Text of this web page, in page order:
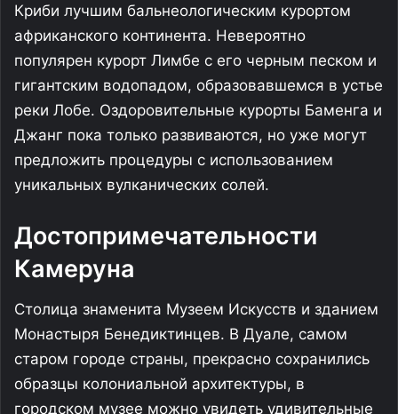
Криби лучшим бальнеологическим курортом
африканского континента. Невероятно
популярен курорт Лимбе с его черным песком и
гигантским водопадом, образовавшемся в устье
реки Лобе. Оздоровительные курорты Баменга и
Джанг пока только развиваются, но уже могут
предложить процедуры с использованием
уникальных вулканических солей.
Достопримечательности
Камеруна
Столица знаменита Музеем Искусств и зданием
Монастыря Бенедиктинцев. В Дуале, самом
старом городе страны, прекрасно сохранились
образцы колониальной архитектуры, в
городском музее можно увидеть удивительные